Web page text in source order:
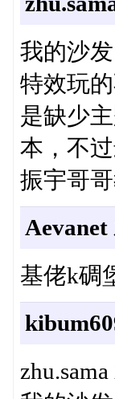
我的沙发
特效玩
是缺少
本，不
振宇哥
Aevanet
基佬k碉